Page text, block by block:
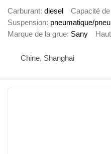
Carburant diesel Capacité
Suspension pneumatique/
Marque de la grue Sany
Chine, Shanghai